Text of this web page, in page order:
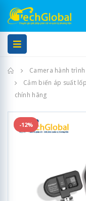
Trang chủCamera hành
Cảm biến áp suất
chính hãng
-12%